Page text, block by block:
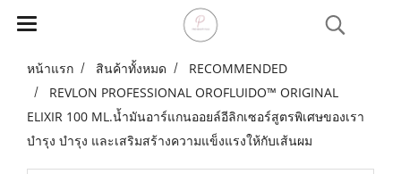
หน้าแรก สินค้าทั้งหมด
RECOMMENDED
REVLON PROFESSIONAL OROFLUIDO™ ORIGINAL
ELIXIR 100 ML.น้ำมันอาร์แกนออยล์อีลิกเซอร์สูตรพิเศษของเรา
บำรุง บำรุง และเสริมสร้างความแข็งแรงให้กับเส้นผม